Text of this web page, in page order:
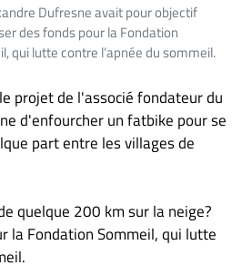
Dufresne avait pour objectif
des fonds pour la Fondation
qui lutte contre l’apnée du sommeil.
projet de l'associé fondateur du
d'enfourcher un fatbike pour se
part entre les villages de
quelque 200 km sur la neige?
la Fondation Sommeil, qui lutte